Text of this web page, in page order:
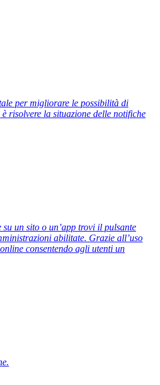
per migliorare le possibilità di
risolvere la situazione delle notifiche
un sito o un’app trovi il pulsante
abilitate. Grazie all’uso
consentendo agli utenti un